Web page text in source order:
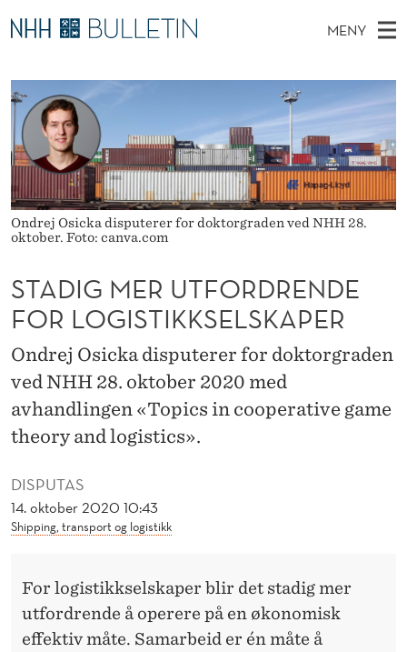
S
T
A
D
G
M
E
R
U
T
F
O
R
D
R
MENY
O
V
E
D
M
E
N
Ø
K
I
T
T
S
T
E
D
E
T
Stipendiater og nye forskerprofiler
Disputaser
Ekspertutvalg
Om Bulletin
Ondrej Osicka disputerer for doktorgraden ved NHH 28.
oktober. Foto: canva.com
DISPUTAS
14. oktober 2020 10:43
Shipping, transport og logistikk
STADIG MER UTFORDRENDE
FOR LOGISTIKKSELSKAPER
Ondrej Osicka disputerer for doktorgraden
ved NHH 28. oktober 2020 med
avhandlingen «Topics in cooperative game
theory and logistics».
For logistikkselskaper blir det stadig mer
utfordrende å operere på en økonomisk
effektiv måte. Samarbeid er én måte å